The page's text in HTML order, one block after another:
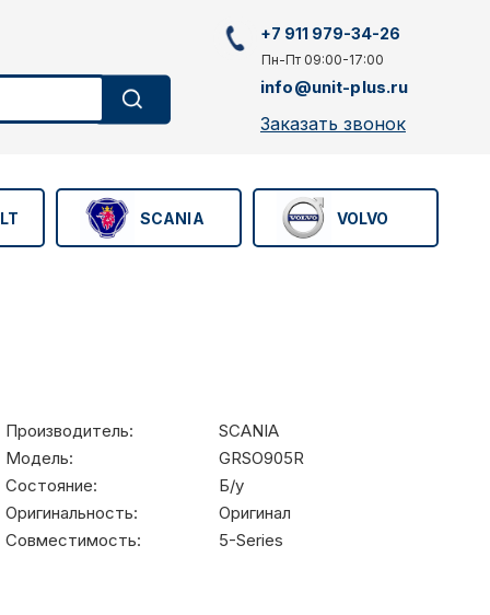
+7 911 979-34-26
Пн-Пт 09:00-17:00
info@unit-plus.ru
Заказать звонок
SCANIA VOLVO
Производитель:
SCANIA
Модель:
GRSO905R
Состояние:
Б/у
Оригинальность:
Оригинал
Совместимость:
5-Series